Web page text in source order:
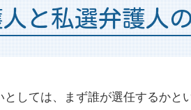
と私選弁護人
しては、まず誰が選任するかと